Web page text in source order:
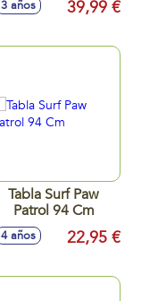
3 años 39,99 €
Tabla Surf Paw
Patrol 94 Cm
4 años 22,95 €